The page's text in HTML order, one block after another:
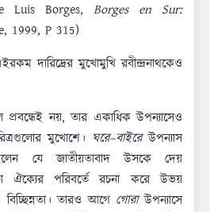
Luis Borges, Borges en Sur:
1999, P 315)
দারিদ্রের মুখোমুখি রবীন্দ্রনাথকেও
নয়, তার একাধিক উপন্যাসেও
মুখোশে। ঘরে–বাইরেউপন্যাস
যে জাতীয়তাবাদ উসকে দেয়
ঐক্যের পরিবর্তে রচনা করে উভয়
তারও আগে গোরাউপন্যাসে